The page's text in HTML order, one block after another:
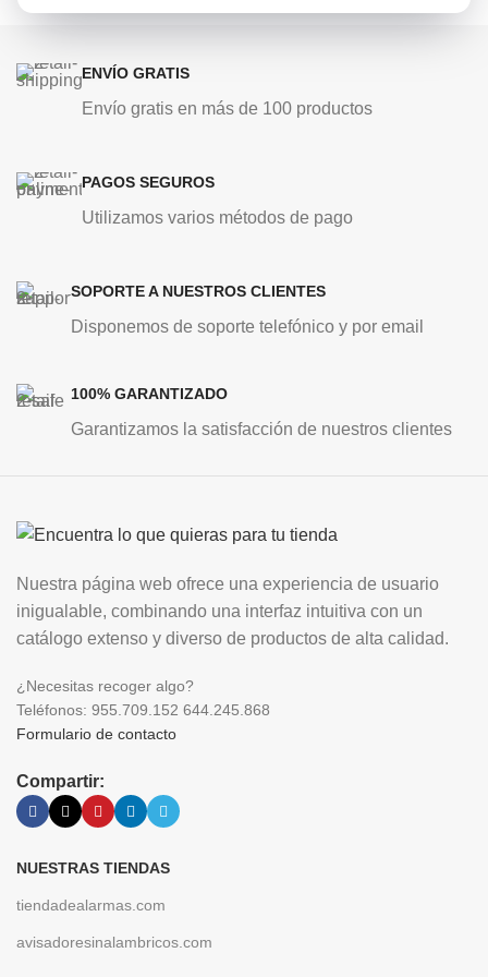
ENVÍO GRATIS
Envío gratis en más de 100 productos
PAGOS SEGUROS
Utilizamos varios métodos de pago
SOPORTE A NUESTROS CLIENTES
Disponemos de soporte telefónico y por email
100% GARANTIZADO
Garantizamos la satisfacción de nuestros clientes
Nuestra página web ofrece una experiencia de usuario
inigualable, combinando una interfaz intuitiva con un
catálogo extenso y diverso de productos de alta calidad.
¿Necesitas recoger algo?
Teléfonos: 955.709.152 644.245.868
Formulario de contacto
Compartir:
NUESTRAS TIENDAS
tiendadealarmas.com
avisadoresinalambricos.com